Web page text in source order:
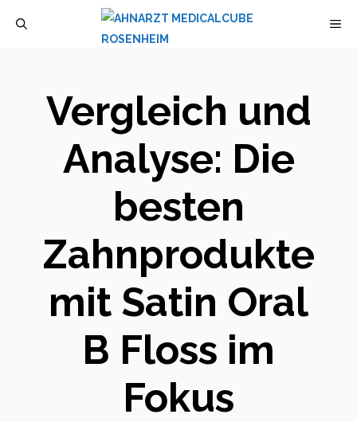
Vergleich und
Analyse: Die
besten
Zahnprodukte
mit Satin Oral
B Floss im
Fokus